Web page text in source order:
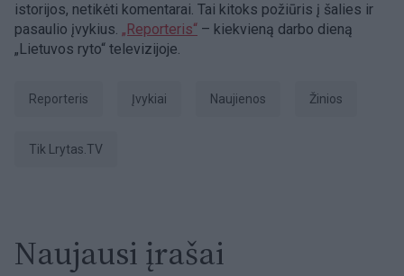
istorijos, netikėti komentarai. Tai kitoks požiūris į šalies ir
pasaulio įvykius. „Reporteris“ – kiekvieną darbo dieną
„Lietuvos ryto“ televizijoje.
Reporteris Įvykiai Naujienos Žinios
tik Lrytas.TV
Naujausi įrašai